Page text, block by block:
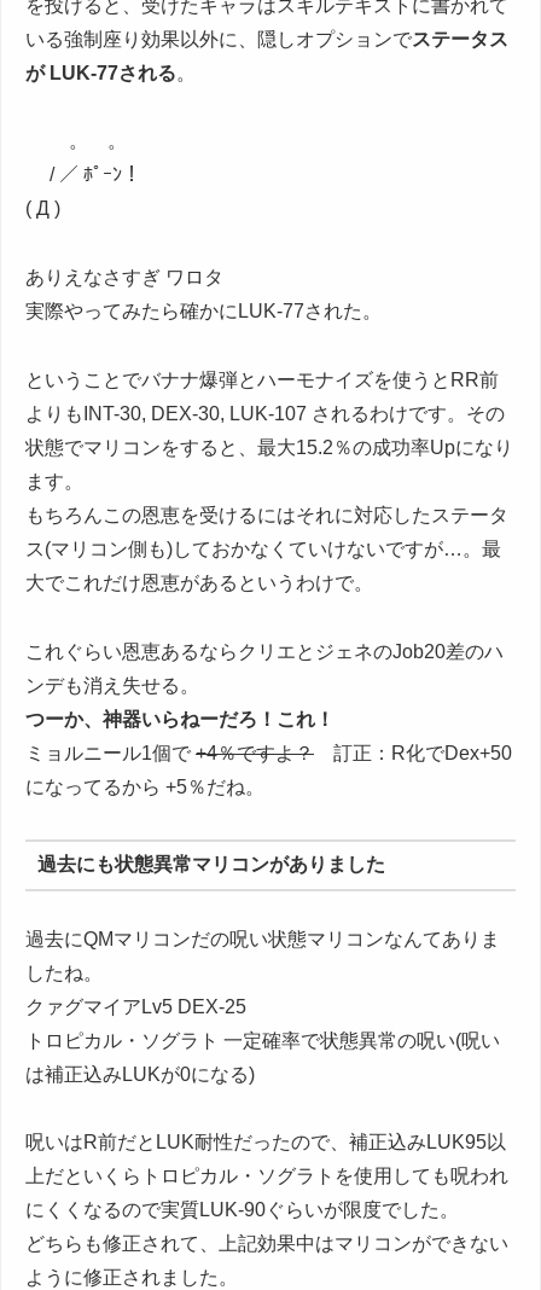
を投げると、受けたキャラはスキルテキストに書かれて
いる強制座り効果以外に、隠しオプションでステータス
が LUK-77される。
。 。
/ ／ ﾎﾟｰﾝ！
( Д )
ありえなさすぎ ワロタ
実際やってみたら確かにLUK-77された。
ということでバナナ爆弾とハーモナイズを使うとRR前
よりもINT-30, DEX-30, LUK-107 されるわけです。その
状態でマリコンをすると、最大15.2％の成功率Upになり
ます。
もちろんこの恩恵を受けるにはそれに対応したステータ
ス(マリコン側も)しておかなくていけないですが…。最
大でこれだけ恩恵があるというわけで。
これぐらい恩恵あるならクリエとジェネのJob20差のハ
ンデも消え失せる。
つーか、神器いらねーだろ！これ！
ミョルニール1個で +4％ですよ？ 訂正：R化でDex+50
になってるから +5％だね。
過去にも状態異常マリコンがありました
過去にQMマリコンだの呪い状態マリコンなんてありま
したね。
クァグマイアLv5 DEX-25
トロピカル・ソグラト 一定確率で状態異常の呪い(呪い
は補正込みLUKが0になる)
呪いはR前だとLUK耐性だったので、補正込みLUK95以
上だといくらトロピカル・ソグラトを使用しても呪われ
にくくなるので実質LUK-90ぐらいが限度でした。
どちらも修正されて、上記効果中はマリコンができない
ように修正されました。